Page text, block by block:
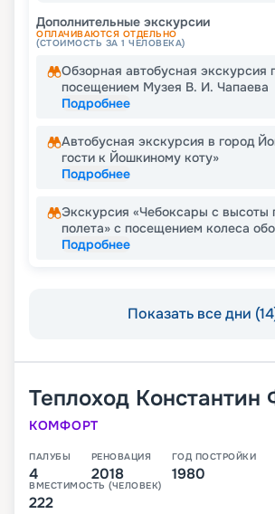
Дополнительные экскурсии
ОПЛАЧИВАЮТСЯ ОТДЕЛЬНО
(СТОИМОСТЬ ЗА 1 ЧЕЛОВЕКА)
Обзорная автобусная экскурсия
посещением Музея В. И. Чапаева
Подробнее
Автобусная экскурсия в город
гости к Йошкиному коту»
Подробнее
Экскурсия «Чебоксары с высоты
полета» с посещением колеса
Подробнее
Показать все дни
Теплоход Константин
КОМФОРТ
ПАЛУБЫ
4
РЕНОВАЦИЯ
2018
ГОД ПОСТРОЙКИ
1980
ВМЕСТИМОСТЬ (ЧЕЛОВЕК)
222